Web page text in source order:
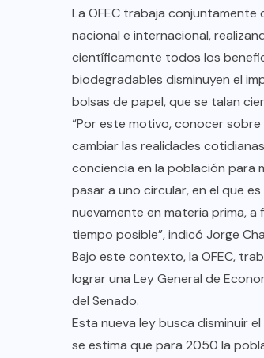
La OFEC trabaja
nacional e internacional,
científicamente todos los
biodegradables disminuyen el
bolsas de papel, que se talan
“Por este motivo, conocer
cambiar las realidades
conciencia en la población para
pasar a uno circular, en el que
nuevamente en materia prima,
tiempo posible”, indicó Jorge
Bajo este contexto, la OFEC,
lograr una Ley General de
del Senado.
Esta nueva ley busca disminuir
se estima que para 2050 la